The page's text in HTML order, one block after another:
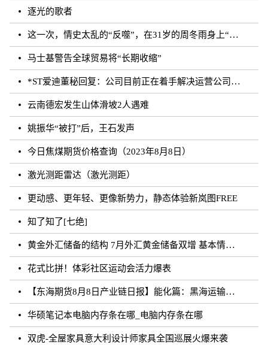
逐光的歌者
这一次，情史太乱的“反噬”，在31岁的周冬雨身上“应验”了！
马士基警告全球贸易将“长期收缩”
*ST爱迪董秘回复：公司目前正在着手解决运营公司剩余无法确权的委托代销商品相关事宜，如有进展
云南德宏发生山体滑坡2人遇难
姚振华“被打”后，王石发声
今日焦煤期货价格查询（2023年8月8日）
激光测距雷达（激光测距）
更动感、更年轻、更像新势力，静态体验新岚图FREE
知了知了[七绝]
黄金外汇储备的结构 7月外汇黄金储备双增 基本情况讲解
花式比拼！体彩社区运动会活力爆表
【东海期货8月8日产业链日报】能化篇：黑海运输风险未发酵，油价下跌
华硕笔记本电脑内存条在哪_电脑内存条在哪
双虎-全屋家具意大利设计师家具全国巡展火爆来袭